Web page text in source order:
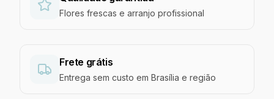
Flores frescas e arranjo profissional
Frete grátis
Entrega sem custo em Brasília e região